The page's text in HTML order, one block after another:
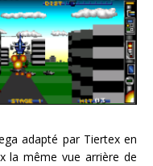
adapté par Tiertex en
la même vue arrière de